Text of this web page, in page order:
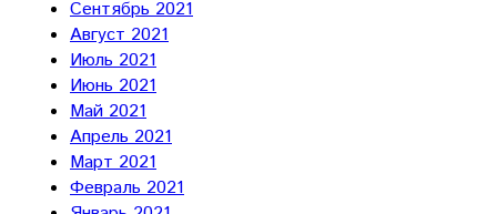
Сентябрь 2021
Август 2021
Июль 2021
Июнь 2021
Май 2021
Апрель 2021
Март 2021
Февраль 2021